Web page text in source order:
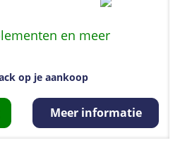
en meer
op je aankoop
Meer informatie